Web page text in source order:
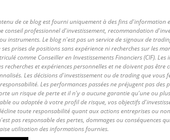
de ce blog est fourni uniquement à des fins
conseil professionnel d'investissement, recommandation
instruments. Le blog n'est pas un service de signaux de
ses prises de positions sans expérience ni recherches sur les
comme Conseiller en Investissements Financiers (CIF).
recherches et expériences personnelles et ne doivent pas être
Les décisions d'investissement ou de trading que vous
Les performances passées ne préjugent pas des
un risque de perte et il n'y a aucune garantie qu'une ou
ou adaptée à votre profil de risque, vos objectifs
toute responsabilité quant aux actions entreprises ou
pas responsable des pertes, dommages ou
utilisation des informations fournies.